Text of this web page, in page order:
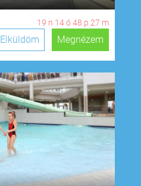
19 n 14ó48 p 26 m
Megnézem
Elküldöm